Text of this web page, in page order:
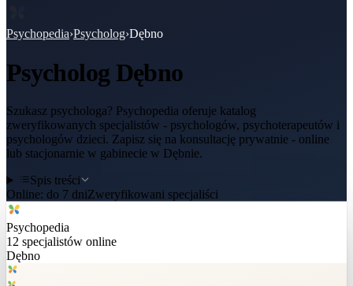
Psychopedia›Psycholog›Dębno
Psycholog Dębno
Szukasz psychologa? Psychopedia oferuje katalog
zweryfikowanych specjalistów - psychologów, psychoterapeutów i
psychologów dzieci. Zapisz się na konsultację prywatnie - online
lub stacjonarnie w gabinecie w Dębnie.
Spis treści
Online: do 7 dniZweryfikowani specjaliści
Psychopedia
12 specjalistów online
Dębno